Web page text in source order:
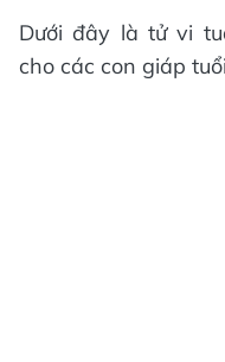
Dưới đây là tử vi
cho các con giáp